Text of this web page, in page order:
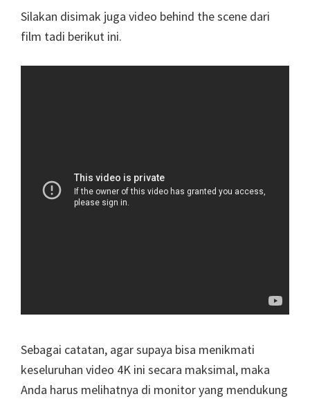
Silakan disimak juga video behind the scene dari
film tadi berikut ini.
Sebagai catatan, agar supaya bisa menikmati
keseluruhan video 4K ini secara maksimal, maka
Anda harus melihatnya di monitor yang mendukung